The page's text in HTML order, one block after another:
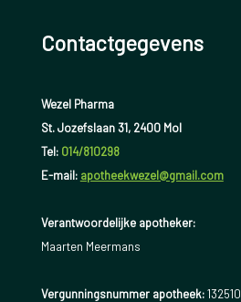
Contactgegevens
Wezel Pharma
St. Jozefslaan 31, 2400 Mol
Tel: 014/810298
E-mail: apotheekwezel@gmail.com
Verantwoordelijke apotheker:
Maarten Meermans
Vergunningsnummer apotheek:132510